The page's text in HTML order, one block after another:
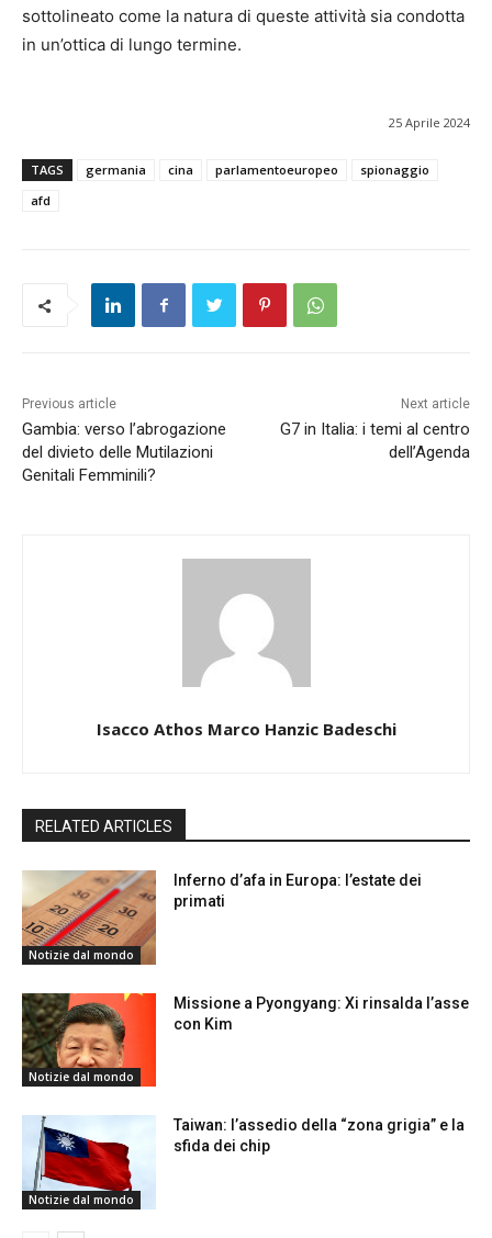
sottolineato come la natura di queste attività sia condotta
in un’ottica di lungo termine.
25 Aprile 2024
TAGS germania cina parlamentoeuropeo
spionaggio
afd
Previous article
Gambia: verso l’abrogazione
del divieto delle Mutilazioni
Genitali Femminili?
Next article
G7 in Italia: i temi al centro
dell’Agenda
Isacco Athos Marco Hanzic Badeschi
RELATED ARTICLES
Notizie dal mondo
Inferno d’afa in Europa: l’estate dei
primati
Notizie dal mondo
Missione a Pyongyang: Xi rinsalda l’asse
con Kim
Notizie dal mondo
Taiwan: l’assedio della “zona grigia” e la
sfida dei chip